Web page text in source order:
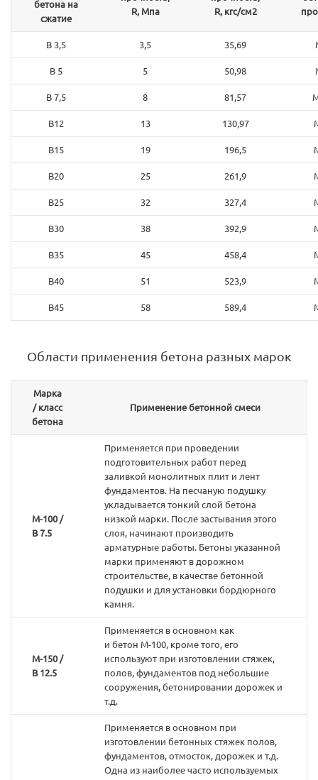
бетона на
сжатие
R, Мпа
R, кгс/см2
В 3,5 3,5 35,69
В 5 5 50,98
В 7,5 8 81,57
В12 13 130,97
В15 19 196,5
В20 25 261,9
В25 32 327,4
В30 38 392,9
В35 45 458,4
В40 51 523,9
В45 58 589,4
Области применения бетона разных марок
Марка
/ класс
бетона
Применение бетонной смеси
М-100 /
В 7.5
Применяется при проведении
подготовительных работ перед
заливкой монолитных плит и лент
фундаментов. На песчаную подушку
укладывается тонкий слой бетона
низкой марки. После застывания этого
слоя, начинают производить
арматурные работы. Бетоны указанной
марки применяют в дорожном
строительстве, в качестве бетонной
подушки и для установки бордюрного
камня.
М-150 /
В 12.5
Применяется в основном как
и бетон М-100, кроме того, его
используют при изготовлении стяжек,
полов, фундаментов под небольшие
сооружения, бетонировании дорожек и
т.д.
Применяется в основном при
изготовлении бетонных стяжек полов,
фундаментов, отмосток, дорожек и т.д.
Одна из наиболее часто используемых